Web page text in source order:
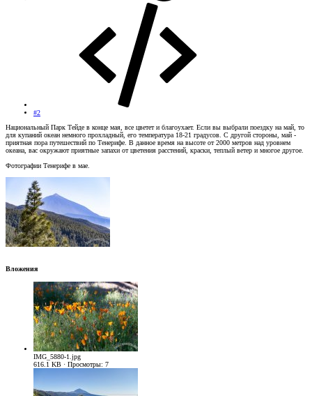
#2
Национальный Парк Тейде в конце мая, все цветет и благоухает. Если вы выбрали поездку на май, то
для купаний океан немного прохладный, его температура 18-21 градусов. С другой стороны, май -
приятная пора путешествий по Тенерифе. В данное время на высоте от 2000 метров над уровнем
океана, вас окружают приятные запахи от цветения расстений, краски, теплый ветер и многое другое.
Фотографии Тенерифе в мае.
Вложения
IMG_5880-1.jpg
616.1 KB · Просмотры: 7